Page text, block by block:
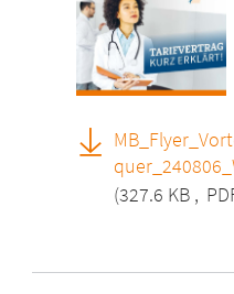
(327.6 KB ,